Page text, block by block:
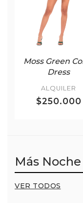
Moss Green
Dress
ALQUILER
$250.000
Más Noche
VER TODOS